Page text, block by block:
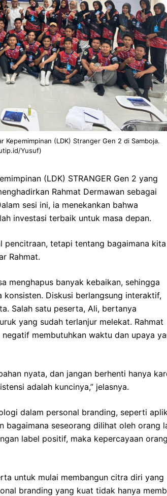
Kepemimpinan (LDK) Stranger Gen 2 di Samboja.
Yusuf)
(LDK) STRANGER Gen 2 yang
Rahmat Dermawan sebagai
sesi ini, ia menekankan bahwa
investasi terbaik untuk masa depan.
pencitraan, tetapi tentang bagaimana kita
Rahmat.
menghapus banyak kebaikan, sehingga
Diskusi berlangsung interaktif,
Salah satu peserta, Ali, bertanya
yang sudah terlanjur melekat. Rahmat
membutuhkan waktu dan upaya
nyata, dan jangan berhenti hanya
adalah kuncinya,” jelasnya.
dalam personal branding, seperti
bagaimana seseorang dilihat oleh orang
label positif, maka kepercayaan orang
untuk mulai membangun citra diri yang
branding yang kuat tidak hanya